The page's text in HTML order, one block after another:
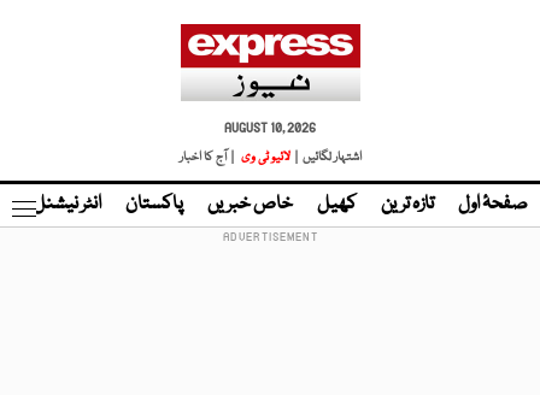
AUGUST 10, 2026
اشتہار لگائیں |
لائیو ٹی وی | آج کا اخبار
صفحۂ اول تازہ ترین کھیل خاص خبریں پاکستان انٹر نیشنل